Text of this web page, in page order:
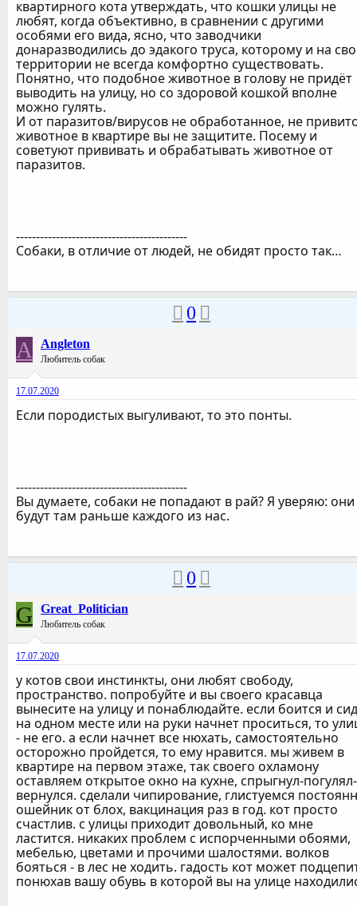
квартирного кота утверждать, что кошки улицы не
любят, когда объективно, в сравнении с другими
особями его вида, ясно, что заводчики
донаразводились до эдакого труса, которому и на
территории не всегда комфортно существовать.
Понятно, что подобное животное в голову не придёт
выводить на улицу, но со здоровой кошкой вполне
можно гулять.
И от паразитов/вирусов не обработанное, не
животное в квартире вы не защитите. Посему и
советуют прививать и обрабатывать животное от
паразитов.
-------------------------------------------
Собаки, в отличие от людей, не обидят просто так…
0
A Angleton
Любитель собак
17.07.2020
Если породистых выгуливают, то это понты.
-------------------------------------------
Вы думаете, собаки не попадают в рай? Я уверяю: они
будут там раньше каждого из нас.
0
G Great_Politician
Любитель собак
17.07.2020
у котов свои инстинкты, они любят свободу,
пространство. попробуйте и вы своего красавца
вынесите на улицу и понаблюдайте. если боится и
на одном месте или на руки начнет проситься, то
- не его. а если начнет все нюхать, самостоятельно
осторожно пройдется, то ему нравится. мы живем в
квартире на первом этаже, так своего охламону
оставляем открытое окно на кухне, спрыгнул-погулял-
вернулся. сделали чипирование, глистуемся
ошейник от блох, вакцинация раз в год. кот просто
счастлив. с улицы приходит довольный, ко мне
ластится. никаких проблем с испорченными обоями,
мебелью, цветами и прочими шалостями. волков
бояться - в лес не ходить. гадость кот может
понюхав вашу обувь в которой вы на улице